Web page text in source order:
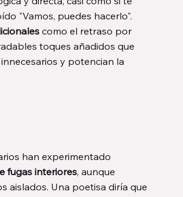
"Vamos, puedes hacerlo".
como el retraso por
toques añadidos que
y potencian la
han experimentado
fugas interiores, aunque
aislados. Una poetisa diría que